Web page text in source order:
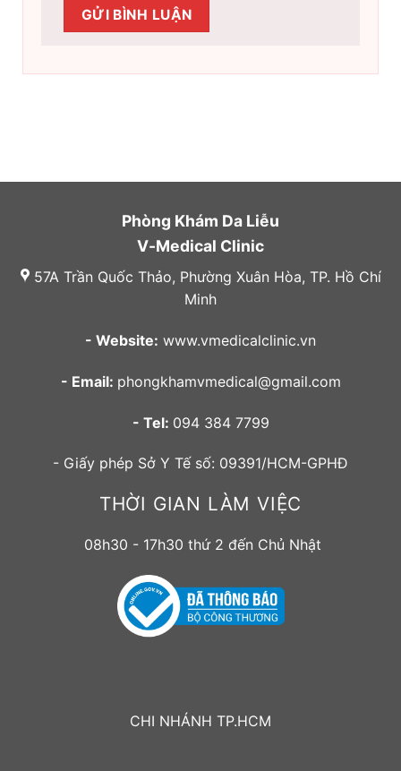
Phòng Khám Da Liễu
V-Medical Clinic
57A Trần Quốc Thảo, Phường Xuân Hòa, TP. Hồ Chí
Minh
- Website: www.vmedicalclinic.vn
- Email: phongkhamvmedical@gmail.com
- Tel: 094 384 7799
- Giấy phép Sở Y Tế số: 09391/HCM-GPHĐ
THỜI GIAN LÀM VIỆC
08h30 - 17h30 thứ 2 đến Chủ Nhật
CHI NHÁNH TP.HCM